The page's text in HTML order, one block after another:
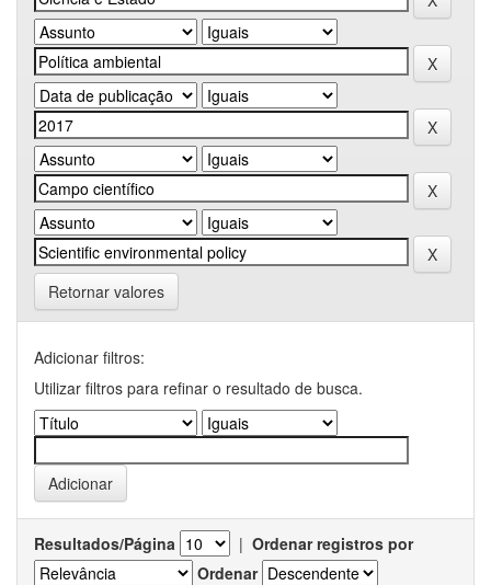
Retornar valores
Adicionar filtros:
Utilizar filtros para refinar o resultado de busca.
Resultados/Página | Ordenar registros por
Ordenar